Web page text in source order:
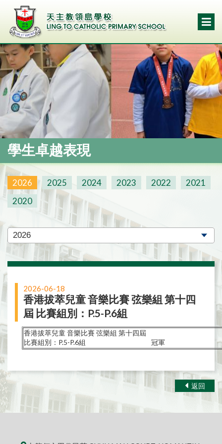
學生卓越表現
2026 2025 2024 2023 2022
2021
2020
2026-06-18
香港拔萃兒童 音樂比賽 弦樂組 第十四
屆 比賽組別：P.5-P.6組
香港拔萃兒童 音樂比賽 弦樂組 第十四屆
比賽組別：P.5-P.6組 冠軍
返回